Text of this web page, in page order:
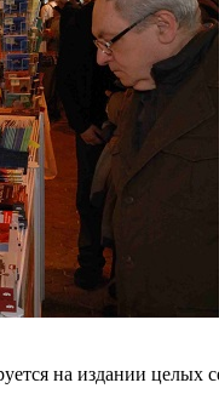
на издании целых